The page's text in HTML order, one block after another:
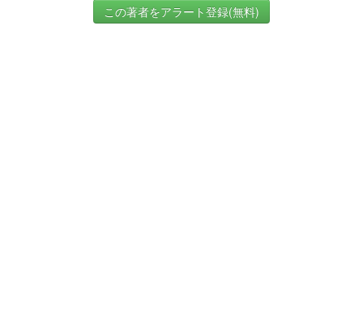
この著者をアラート登録(無料)